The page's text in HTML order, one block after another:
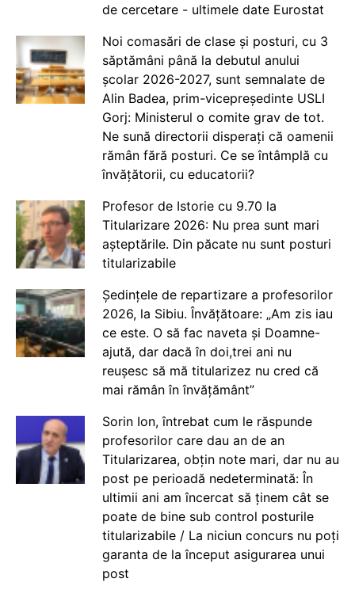
de cercetare - ultimele date Eurostat
Noi comasări de clase și posturi, cu 3
săptămâni până la debutul anului
școlar 2026-2027, sunt semnalate de
Alin Badea, prim-vicepreședinte USLI
Gorj: Ministerul o comite grav de tot.
Ne sună directorii disperați că oamenii
rămân fără posturi. Ce se întâmplă cu
învățătorii, cu educatorii?
Profesor de Istorie cu 9.70 la
Titularizare 2026: Nu prea sunt mari
așteptările. Din păcate nu sunt posturi
titularizabile
Ședințele de repartizare a profesorilor
2026, la Sibiu. Învățătoare: „Am zis iau
ce este. O să fac naveta și Doamne-
ajută, dar dacă în doi,trei ani nu
reușesc să mă titularizez nu cred că
mai rămân în învățământ”
Sorin Ion, întrebat cum le răspunde
profesorilor care dau an de an
Titularizarea, obțin note mari, dar nu au
post pe perioadă nedeterminată: În
ultimii ani am încercat să ținem cât se
poate de bine sub control posturile
titularizabile / La niciun concurs nu poți
garanta de la început asigurarea unui
post